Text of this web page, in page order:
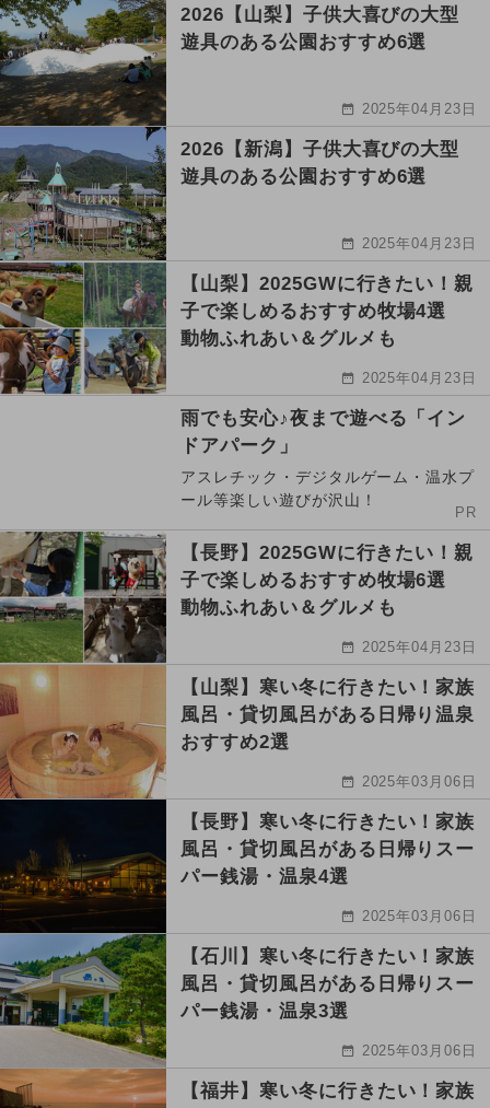
2026【山梨】子供大喜びの大型
遊具のある公園おすすめ6選
2025年04月23日
2026【新潟】子供大喜びの大型
遊具のある公園おすすめ6選
2025年04月23日
【山梨】2025GWに行きたい！親
子で楽しめるおすすめ牧場4選
動物ふれあい＆グルメも
2025年04月23日
雨でも安心♪夜まで遊べる「イン
ドアパーク」
アスレチック・デジタルゲーム・温水プ
ール等楽しい遊びが沢山！
PR
【長野】2025GWに行きたい！親
子で楽しめるおすすめ牧場6選
動物ふれあい＆グルメも
2025年04月23日
【山梨】寒い冬に行きたい！家族
風呂・貸切風呂がある日帰り温泉
おすすめ2選
2025年03月06日
【長野】寒い冬に行きたい！家族
風呂・貸切風呂がある日帰りスー
パー銭湯・温泉4選
2025年03月06日
【石川】寒い冬に行きたい！家族
風呂・貸切風呂がある日帰りスー
パー銭湯・温泉3選
2025年03月06日
【福井】寒い冬に行きたい！家族